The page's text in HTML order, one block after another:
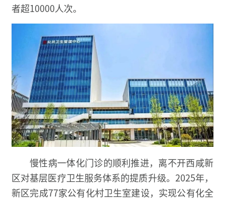
者超10000人次。
慢性病一体化门诊的顺利推进，离不开西咸新
区对基层医疗卫生服务体系的提质升级。2025年，
新区完成77家公有化村卫生室建设，实现公有化全